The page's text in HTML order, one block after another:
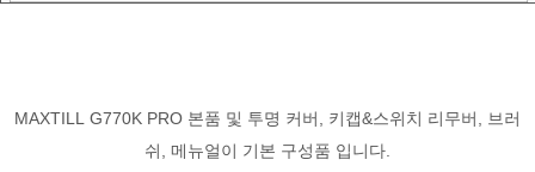
MAXTILL G770K PRO 본품 및 투명 커버, 키캡&스위치 리무버, 브러
쉬, 메뉴얼이 기본 구성품 입니다.